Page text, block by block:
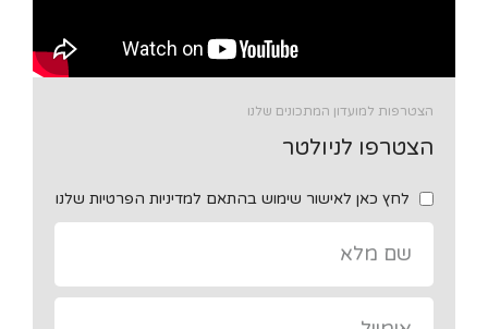
הצטרפות למועדון המתכונים שלנו
הצטרפו לניולטר
לחץ כאן לאישור שימוש בהתאם למדיניות הפרטיות שלנו